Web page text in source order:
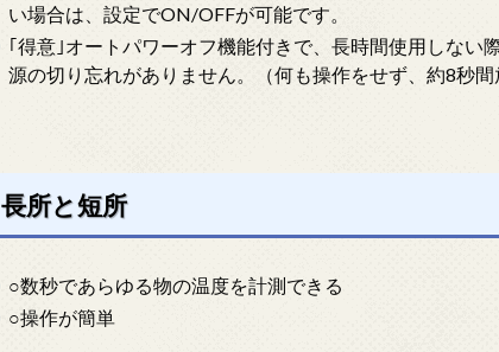
い場合は、設定でON/OFFが可能です。
｢得意｣オートパワーオフ機能付きで、長時間使用しない
源の切り忘れがありません。（何も操作をせず、約8秒間
長所と短所
○数秒であらゆる物の温度を計測できる
○操作が簡単